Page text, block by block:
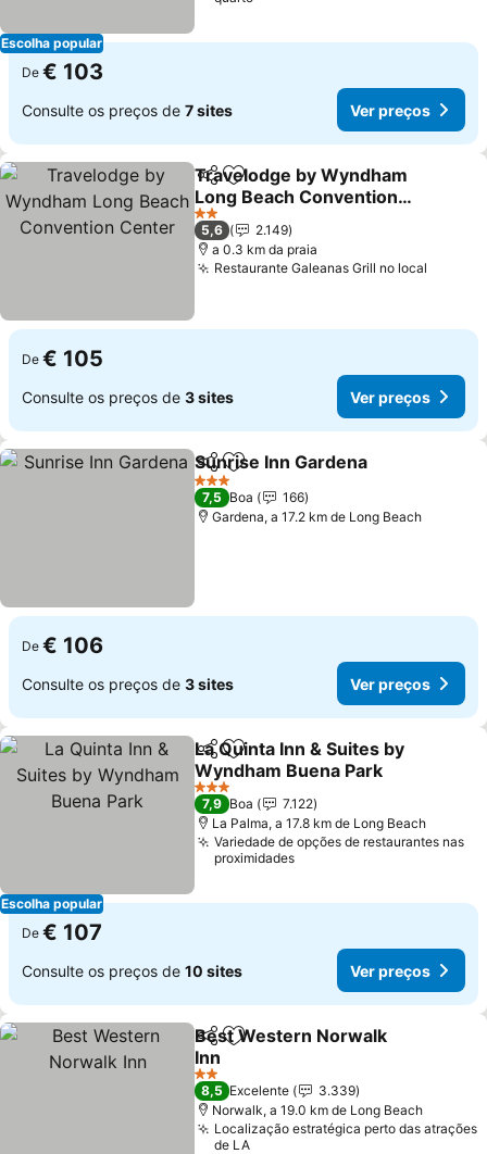
Escolha popular
De € 103
Consulte os preços de 7 sites Ver preços
PartilharAdicionar aos favoritos
Travelodge by Wyndham
Long Beach Convention
Center
Ver preços
2 Estrelas
5,6
2.149
a 0.3 km da praia
Restaurante Galeanas Grill no local
De € 105
Consulte os preços de 3 sites Ver preços
PartilharAdicionar aos favoritos
Sunrise Inn Gardena
3 Estrelas
7,5 Boa
166
Gardena, a 17.2 km de Long Beach
De € 106
Consulte os preços de 3 sites Ver preços
Escolha popular
PartilharAdicionar aos favoritos
La Quinta Inn & Suites by
Wyndham Buena Park
Ver preços
3 Estrelas
7,9 Boa
7.122
La Palma, a 17.8 km de Long Beach
Variedade de opções de restaurantes nas
proximidades
De € 107
Consulte os preços de 10 sites Ver preços
PartilharAdicionar aos favoritos
Best Western Norwalk
Inn
Ver preços
2 Estrelas
8,5 Excelente
3.339
Norwalk, a 19.0 km de Long Beach
Localização estratégica perto das atrações
de LA